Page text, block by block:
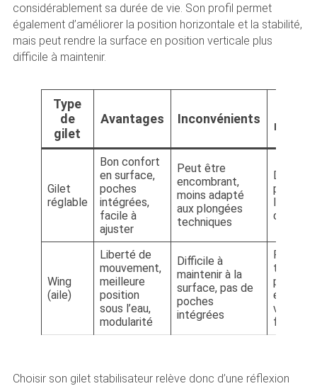
considérablement sa durée de vie. Son profil permet
également d’améliorer la position horizontale et la stabilité,
mais peut rendre la surface en position verticale plus
difficile à maintenir.
Type
de
gilet
Avantages Inconvénients
Gilet
réglable
Bon confort
en surface,
poches
intégrées,
facile à
ajuster
Peut être
encombrant,
moins adapté
aux plongées
techniques
loisirs,
de
Wing
(aile)
Liberté de
mouvement,
meilleure
position
sous l’eau,
modularité
Difficile à
maintenir à la
surface, pas de
poches
intégrées
voyages
Choisir son gilet stabilisateur relève donc d’une réflexion